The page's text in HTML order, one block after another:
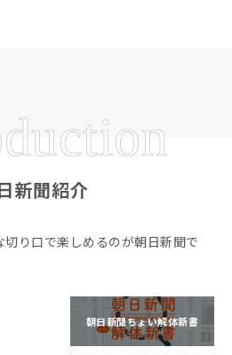
新聞紹介
り口で楽しめるのが朝日新聞で
朝日新聞ちょい解体新書